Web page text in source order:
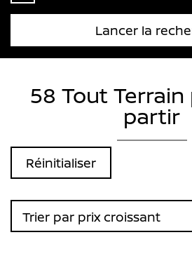
Lancer la
58 Tout Terrain
partir
Réinitialiser
Trier par prix croissant